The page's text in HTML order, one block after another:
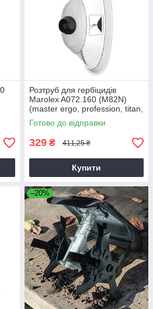
Розтруб для гербіцидів
Marolex A072.160 (M82N)
(master ergo, profession, titan,
x-line)
Готово до відправки
329 ₴ 411,25 ₴
Купити
–20%